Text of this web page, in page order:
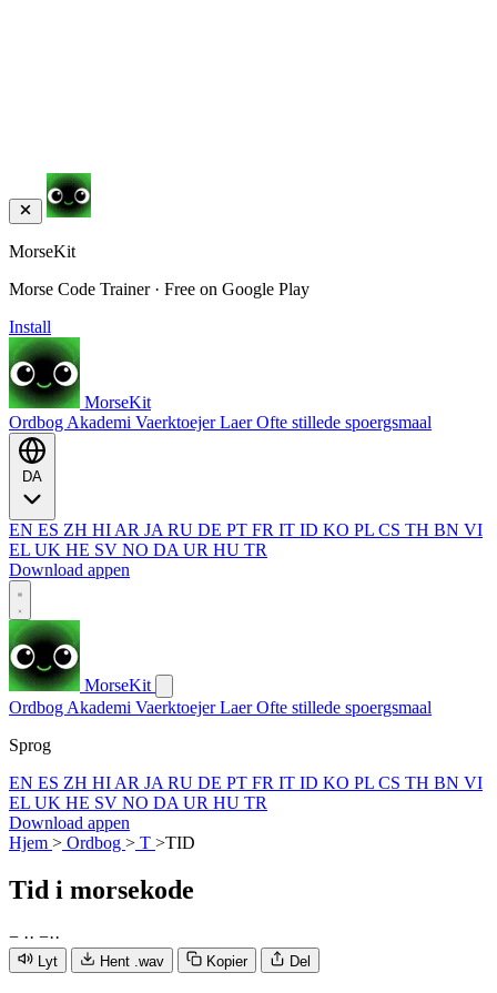
MorseKit
Morse Code Trainer · Free on Google Play
Install
MorseKit
Ordbog Akademi VaerktoejerLaerOfte stillede spoergsmaal
EN ES ZH HI AR JA RU DE PT FR IT ID KO PL CS TH BN VI
EL UK HE SV NO DA UR HU TR
Download appen
MorseKit
Ordbog Akademi VaerktoejerLaerOfte stillede spoergsmaal
Sprog
EN ES ZH HI AR JA RU DE PT FR IT ID KO PL CS TH BN VI
EL UK HE SV NO DA UR HU TR
Download appen
Hjem > Ordbog > T >TID
Tid i morsekode
− ·· −··
Lyt Hent .wav Kopier Del